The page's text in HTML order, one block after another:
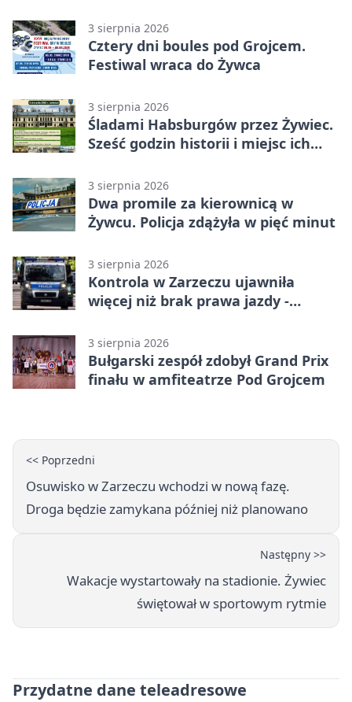
3 sierpnia 2026
Cztery dni boules pod Grojcem.
Festiwal wraca do Żywca
3 sierpnia 2026
Śladami Habsburgów przez Żywiec.
Sześć godzin historii i miejsc ich
3 sierpnia 2026
Dwa promile za kierownicą w
Żywcu. Policja zdążyła w pięć minut
3 sierpnia 2026
Kontrola w Zarzeczu ujawniła
więcej niż brak prawa jazdy -
3 sierpnia 2026
Bułgarski zespół zdobył Grand Prix
finału w amfiteatrze Pod Grojcem
<< Poprzedni
Osuwisko w Zarzeczu wchodzi w nową fazę.
Droga będzie zamykana później niż planowano
Następny >>
Wakacje wystartowały na stadionie. Żywiec
świętował w sportowym rytmie
Przydatne dane teleadresowe